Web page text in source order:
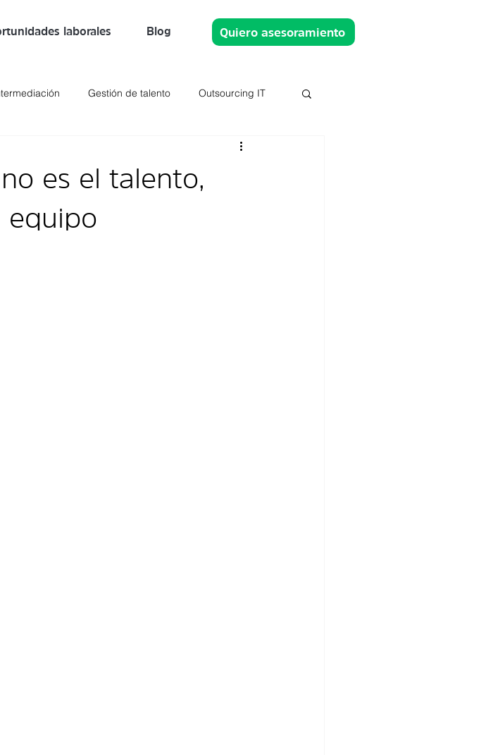
laborales Blog Quiero asesoramiento
Gestión de talento Outsourcing IT
Tendencias
es el talento,
equipo